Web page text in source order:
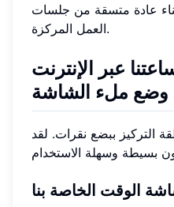
عادة متسقة من جلسات
العمل المركزة.
عبر الإنترنت
ملء الشاشة
التركيز ببضع نقرات. لقد